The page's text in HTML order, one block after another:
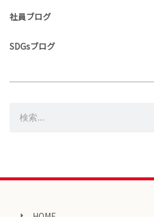
社員ブログ
SDGsブログ